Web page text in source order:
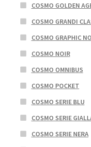
COSMO GOLDEN
COSMO GRANDI
COSMO GRAPHIC
COSMO NOIR
COSMO OMNIBUS
COSMO POCKET
COSMO SERIE BLU
COSMO SERIE
COSMO SERIE NERA